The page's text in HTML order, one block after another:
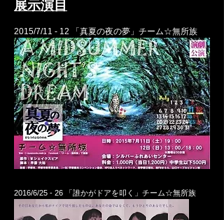
展示演目
2015/7/11 - 12 「真夏の夜の夢」チーム☆無所族
2016/6/25 - 26 「誰かがドアを叩く」チーム☆無所族